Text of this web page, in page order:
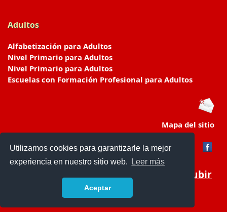
Utilizamos cookies para garantizarle la mejor
experiencia en nuestro sitio web.
Leer más
Aceptar
Adultos
Alfabetización para Adultos
Nivel Primario para Adultos
Nivel Primario para Adultos
Escuelas con Formación Profesional para Adultos
Mapa del sitio
Subir